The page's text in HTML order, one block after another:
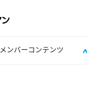
メンバーコンテンツ